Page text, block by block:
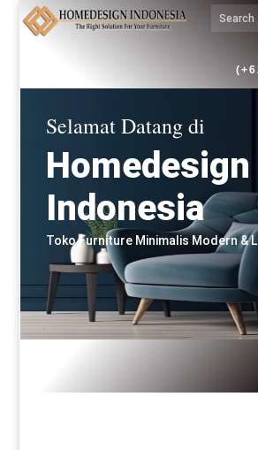
Selamat Datang di
Homedesign
Indonesia
Toko Furniture Minimalis Modern &